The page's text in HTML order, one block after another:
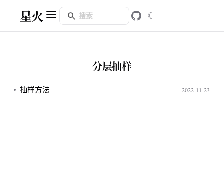
星火 ☾
分层抽样
抽样方法 2022-11-23